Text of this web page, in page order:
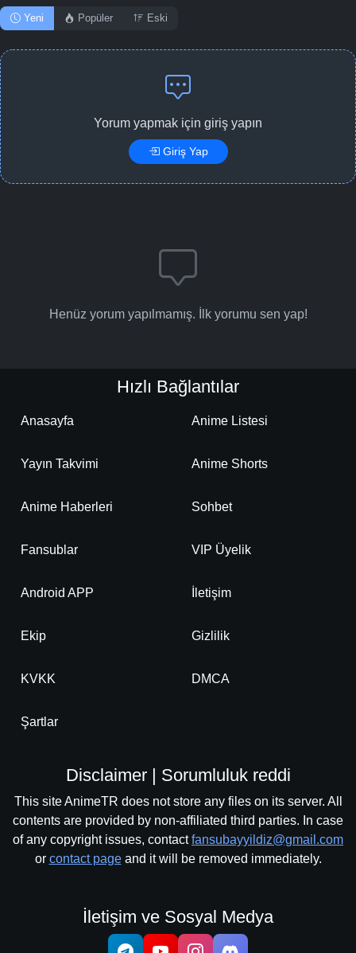
Yeni Popüler Eski
Yorum yapmak için giriş yapın
Giriş Yap
Henüz yorum yapılmamış. İlk yorumu sen yap!
Hızlı Bağlantılar
Anasayfa Anime Listesi
Yayın Takvimi Anime Shorts
Anime Haberleri Sohbet
Fansublar VIP Üyelik
Android APP İletişim
Ekip Gizlilik
KVKK DMCA
Şartlar
Disclaimer | Sorumluluk reddi
This site AnimeTR does not store any files on its server. All
contents are provided by non-affiliated third parties. In case
of any copyright issues, contactfansubayyildiz@gmail.com
or contact pageand it will be removed immediately.
İletişim ve Sosyal Medya